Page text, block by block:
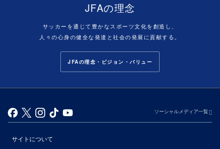
JFAの理念
サッカーを通じて豊かなスポーツ文化を創造し、
人々の心身の健全な発達と社会の発展に貢献する。
JFAの理念・ビジョン・バリュー
ソーシャルメディア一覧
サイトについて